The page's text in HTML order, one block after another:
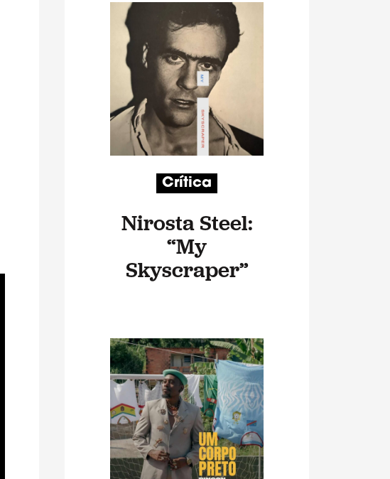
Crítica
Nirosta Steel:
“My
Skyscraper”